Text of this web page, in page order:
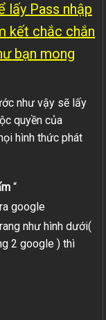
lấy Pass nhập
kết chắc chắn
bạn mong
như vậy sẽ lấy
quyền của
hình thức phát
“
google
như hình dưới(
2 google ) thì